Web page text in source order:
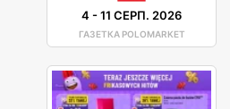
4 -11 СЕРП. 2026
ГАЗЕТКА POLOMARKET